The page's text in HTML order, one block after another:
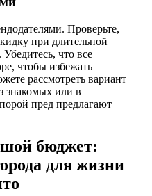
Проверьте,
при длительной
что все
чтобы избежать
рассмотреть вариант
знакомых или в
пред предлагают
бюджет:
для жизни